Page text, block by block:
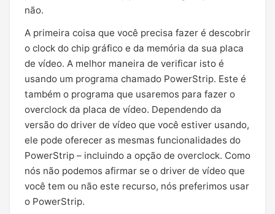
não.
A primeira coisa que você precisa fazer é descobrir
o clock do chip gráfico e da memória da sua placa
de vídeo. A melhor maneira de verificar isto é
usando um programa chamado PowerStrip. Este é
também o programa que usaremos para fazer o
overclock da placa de vídeo. Dependendo da
versão do driver de vídeo que você estiver usando,
ele pode oferecer as mesmas funcionalidades do
PowerStrip – incluindo a opção de overclock. Como
nós não podemos afirmar se o driver de vídeo que
você tem ou não este recurso, nós preferimos usar
o PowerStrip.